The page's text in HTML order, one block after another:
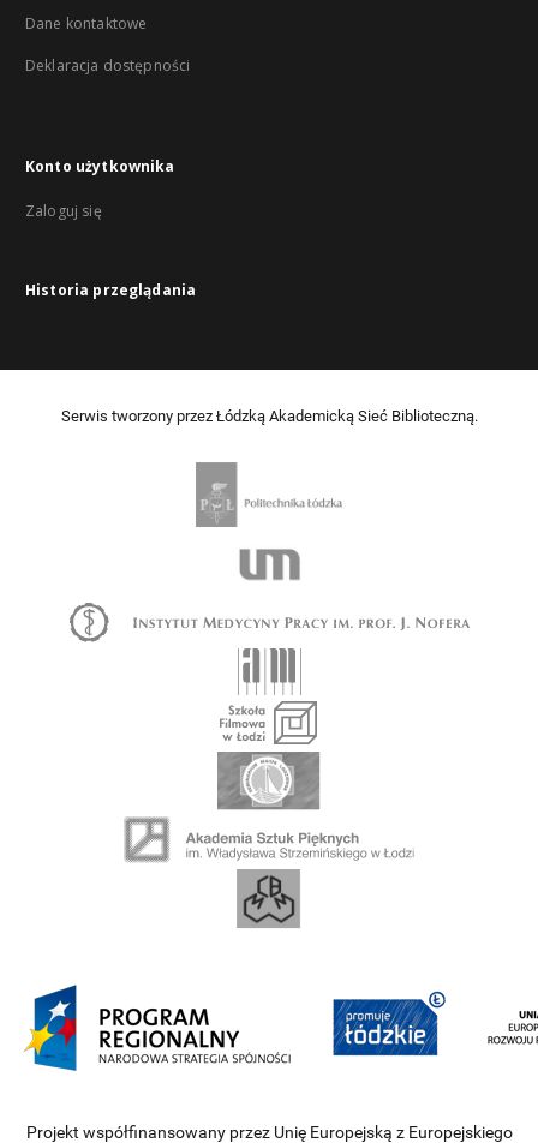
Dane kontaktowe
Deklaracja dostępności
Konto użytkownika
Zaloguj się
Historia przeglądania
Serwis tworzony przez Łódzką Akademicką Sieć Biblioteczną.
Projekt współfinansowany przez Unię Europejską z Europejskiego